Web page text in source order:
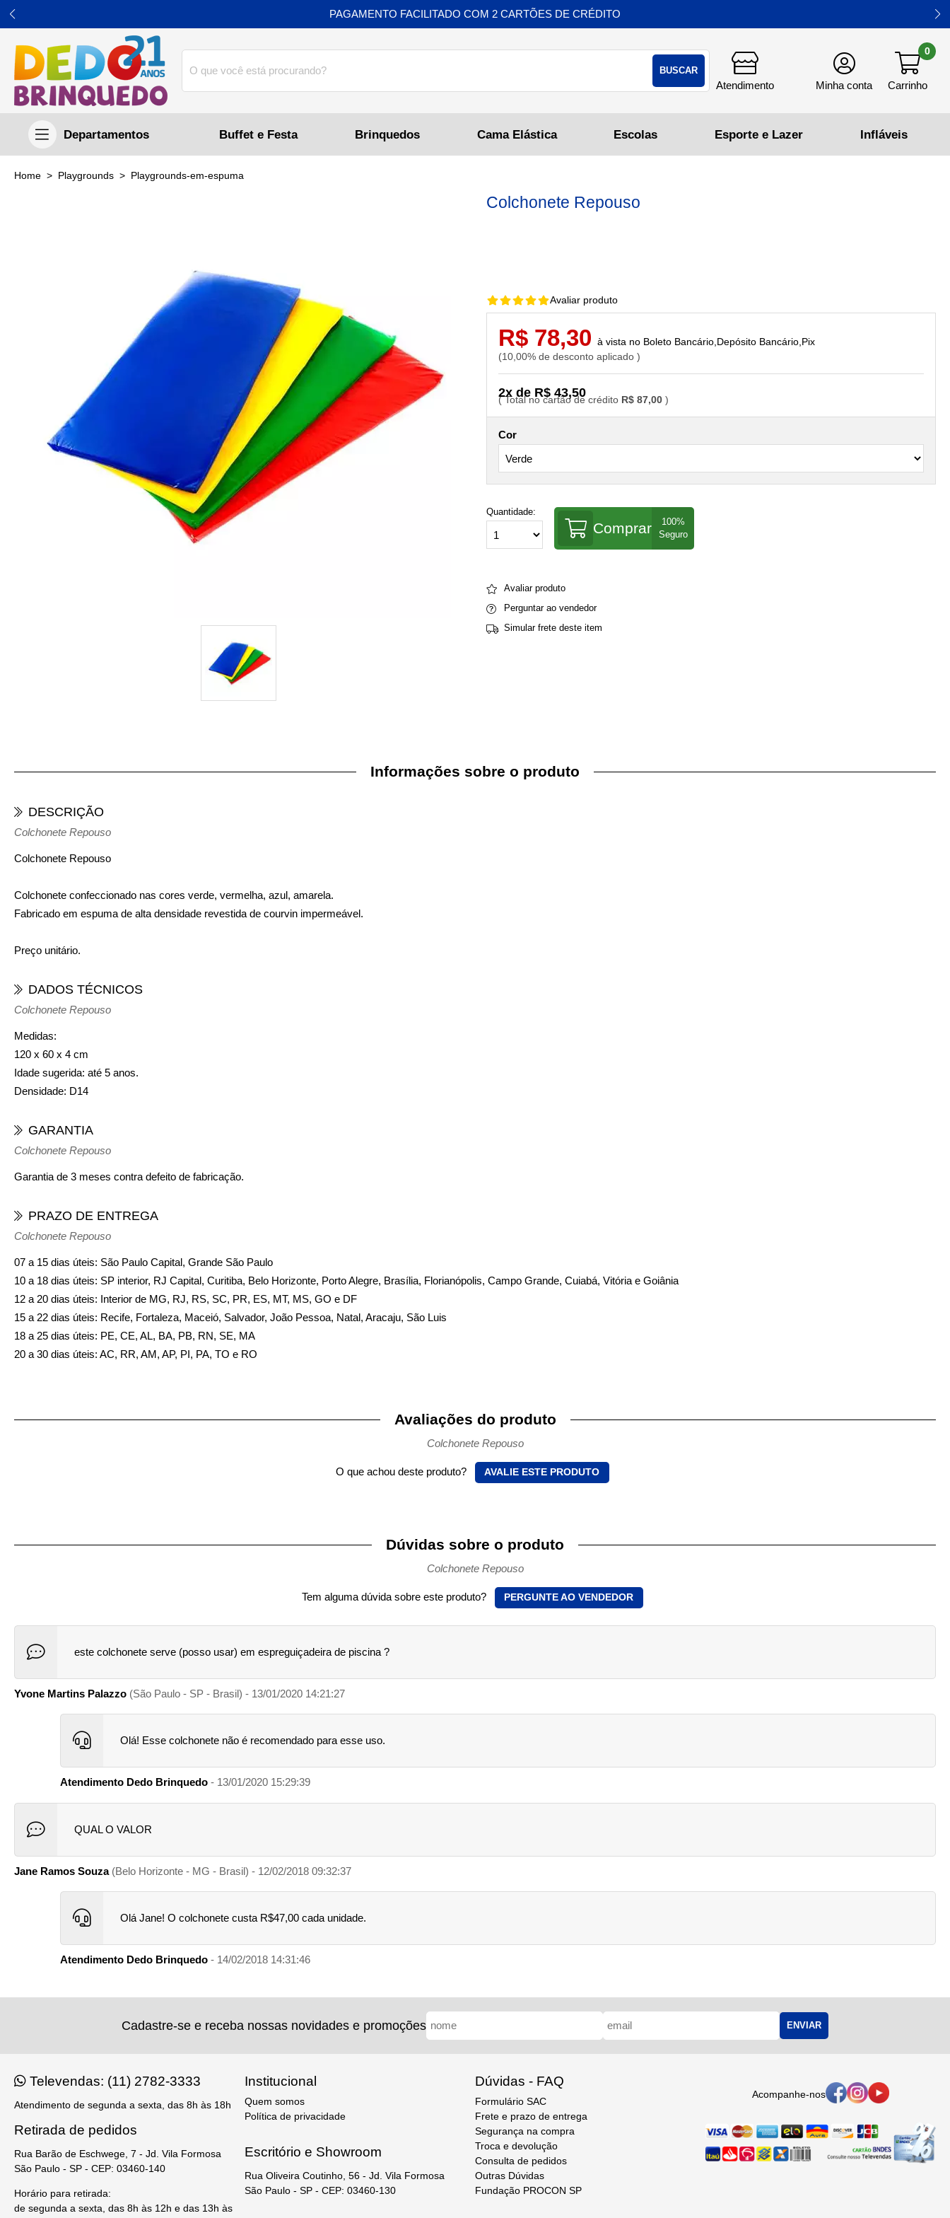
BUSCAR
0
Buffet e Festa Brinquedos Cama Elástica
PAGAMENTO FACILITADO COM 2 CARTÕES DE CRÉDITO
home Playgrounds playgrounds-em-espuma
Colchonete Repouso
Avaliar produto
R$ 87,00
2x de R$ 43,50
R$ 78,30
10,00% de desconto aplicado
Boleto Bancário,Depósito Bancário,Pix
Cor
Quantidade:
Comprar
Avaliar produto
Perguntar ao vendedor
Simular frete deste item
Informações sobre o produto
DESCRIÇÃO
Colchonete Repouso
Colchonete Repouso
Colchonete confeccionado nas cores verde, vermelha, azul, amarela.
Fabricado em espuma de alta densidade revestida de courvin impermeável.
Preço unitário.
DADOS TÉCNICOS
Colchonete Repouso
Medidas:
120 x 60 x 4 cm
Idade sugerida: até 5 anos.
Densidade: D14
GARANTIA
Colchonete Repouso
Garantia de 3 meses contra defeito de fabricação.
PRAZO DE ENTREGA
Colchonete Repouso
07 a 15 dias úteis: São Paulo Capital, Grande São Paulo
10 a 18 dias úteis: SP interior, RJ Capital, Curitiba, Belo Horizonte, Porto Alegre, Brasília, Florianópolis, Campo Grande, Cuiabá, Vitória e Goiânia
12 a 20 dias úteis: Interior de MG, RJ, RS, SC, PR, ES, MT, MS, GO e DF
15 a 22 dias úteis: Recife, Fortaleza, Maceió, Salvador, João Pessoa, Natal, Aracaju, São Luis
18 a 25 dias úteis: PE, CE, AL, BA, PB, RN, SE, MA
20 a 30 dias úteis: AC, RR, AM, AP, PI, PA, TO e RO
Avaliações do produto
Colchonete Repouso
O que achou deste produto? AVALIE ESTE PRODUTO
Dúvidas sobre o produto
Colchonete Repouso
Tem alguma dúvida sobre este produto? PERGUNTE AO VENDEDOR
este colchonete serve (posso usar) em espreguiçadeira de piscina ?
Yvone Martins Palazzo (São Paulo - SP - Brasil) - 13/01/2020 14:21:27
Olá! Esse colchonete não é recomendado para esse uso.
Atendimento Dedo Brinquedo - 13/01/2020 15:29:39
QUAL O VALOR
Jane Ramos Souza(Belo Horizonte - MG - Brasil) - 12/02/2018 09:32:37
Olá Jane! O colchonete custa R$47,00 cada unidade.
Atendimento Dedo Brinquedo - 14/02/2018 14:31:46
Cadastre-se e receba nossas novidades e promoções ENVIAR
Televendas: (11) 2782-3333
Atendimento de segunda a sexta, das 8h às 18h
Retirada de pedidos
Rua Barão de Eschwege, 7 - Jd. Vila Formosa
São Paulo - SP - CEP: 03460-140
Horário para retirada:
de segunda a sexta, das 8h às 12h e das 13h às
Institucional
Quem somos
Política de privacidade
Escritório e Showroom
Rua Oliveira Coutinho, 56 - Jd. Vila Formosa
São Paulo - SP - CEP: 03460-130
Dúvidas - FAQ
Formulário SAC
Frete e prazo de entrega
Segurança na compra
Troca e devolução
Consulta de pedidos
Outras Dúvidas
Fundação PROCON SP
Acompanhe-nos